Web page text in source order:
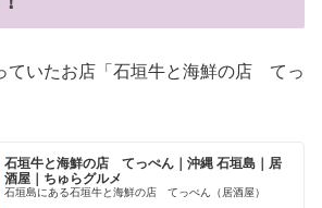
ていたお店「石垣牛と海鮮の店 てっ
石垣牛と海鮮の店 てっぺん｜沖縄 石垣島｜居
酒屋｜ちゅらグルメ
石垣島にある石垣牛と海鮮の店 てっぺん（居酒屋）